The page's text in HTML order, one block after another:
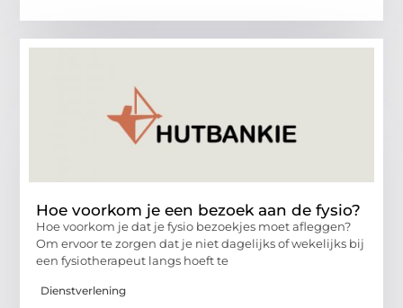
Hoe voorkom je een bezoek aan de fysio?
Hoe voorkom je dat je fysio bezoekjes moet afleggen?
Om ervoor te zorgen dat je niet dagelijks of wekelijks bij
een fysiotherapeut langs hoeft te
Dienstverlening